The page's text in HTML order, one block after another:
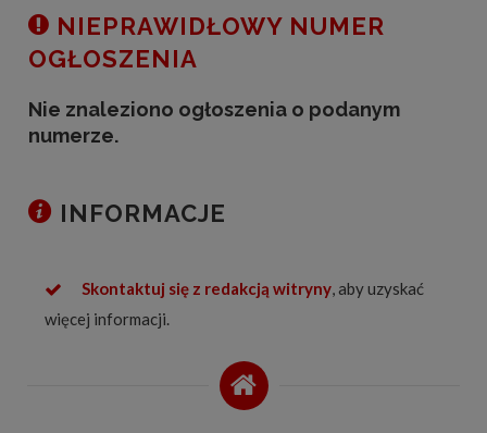
NIEPRAWIDŁOWY NUMER
OGŁOSZENIA
Nie znaleziono ogłoszenia o podanym
numerze.
INFORMACJE
Skontaktuj się z redakcją witryny, aby uzyskać
więcej informacji.